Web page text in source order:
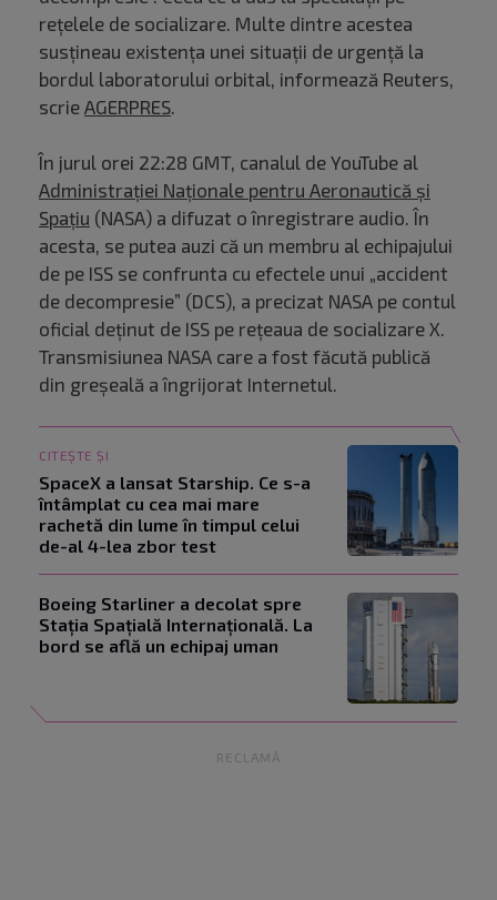
reţelele de socializare. Multe dintre acestea
susțineau existenţa unei situaţii de urgenţă la
bordul laboratorului orbital, informează Reuters,
scrie AGERPRES.
În jurul orei 22:28 GMT, canalul de YouTube al
Administraţiei Naţionale pentru Aeronautică şi
Spaţiu (NASA) a difuzat o înregistrare audio. În
acesta, se putea auzi că un membru al echipajului
de pe ISS se confrunta cu efectele unui „accident
de decompresie” (DCS), a precizat NASA pe contul
oficial deţinut de ISS pe reţeaua de socializare X.
Transmisiunea NASA care a fost făcută publică
din greșeală a îngrijorat Internetul.
CITEȘTE ȘI
SpaceX a lansat Starship. Ce s-a
întâmplat cu cea mai mare
rachetă din lume în timpul celui
de-al 4-lea zbor test
Boeing Starliner a decolat spre
Stația Spațială Internațională. La
bord se află un echipaj uman
RECLAMĂ